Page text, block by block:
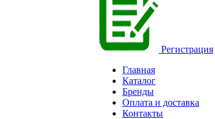
Регистрация
Главная
Каталог
Бренды
Оплата и доставка
Контакты